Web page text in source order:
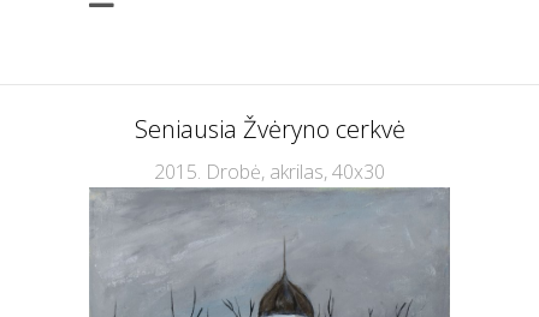
Seniausia Žvėryno cerkvė
2015. Drobė, akrilas, 40x30